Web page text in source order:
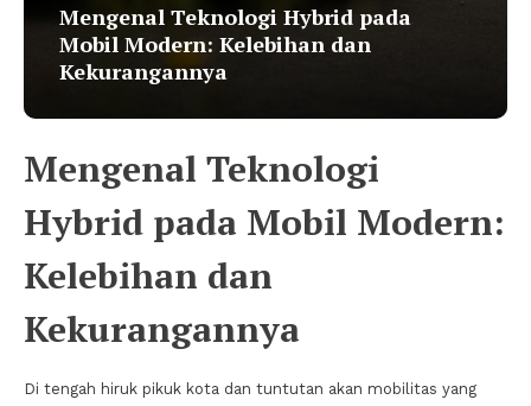
Mengenal Teknologi Hybrid pada
Mobil Modern: Kelebihan dan
Kekurangannya
Mengenal Teknologi
Hybrid pada Mobil Modern:
Kelebihan dan
Kekurangannya
Di tengah hiruk pikuk kota dan tuntutan akan mobilitas yang